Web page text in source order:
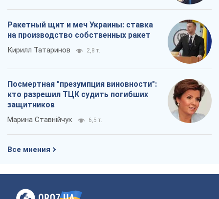
Ракетный щит и меч Украины: ставка
на производство собственных ракет
Кирилл Татаринов 2,8 т.
Посмертная "презумпция виновности":
кто разрешил ТЦК судить погибших
защитников
Марина Ставнійчук 6,5 т.
Все мнения